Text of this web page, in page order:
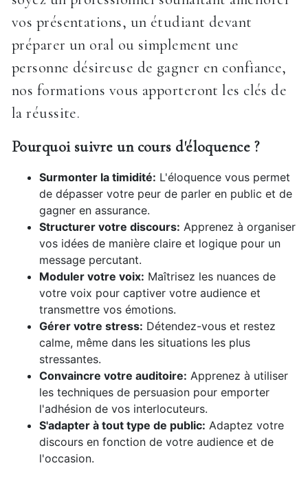
vos présentations, un étudiant devant
préparer un oral ou simplement une
personne désireuse de gagner en confiance,
nos formations vous apporteront les clés de
la réussite.
Pourquoi suivre un cours d'éloquence ?
Surmonter la timidité: L'éloquence vous permet
de dépasser votre peur de parler en public et de
gagner en assurance.
Structurer votre discours: Apprenez à organiser
vos idées de manière claire et logique pour un
message percutant.
Moduler votre voix: Maîtrisez les nuances de
votre voix pour captiver votre audience et
transmettre vos émotions.
Gérer votre stress: Détendez-vous et restez
calme, même dans les situations les plus
stressantes.
Convaincre votre auditoire: Apprenez à utiliser
les techniques de persuasion pour emporter
l'adhésion de vos interlocuteurs.
S'adapter à tout type de public: Adaptez votre
discours en fonction de votre audience et de
l'occasion.